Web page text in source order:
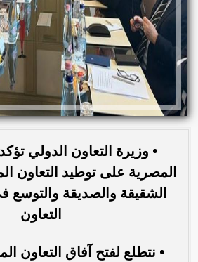
• وزيرة التعاون الدولي
المصرية على توطيد التعاون
الشقيقة والصديقة والتوسع
التعاون
• نتطلع لفتح آفاق التعاون